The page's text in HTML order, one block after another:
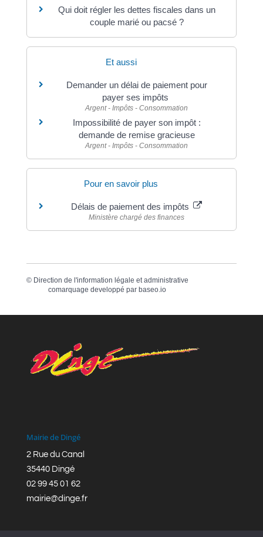
Qui doit régler les dettes fiscales dans un
couple marié ou pacsé ?
Et aussi
Demander un délai de paiement pour
payer ses impôts
Argent - Impôts - Consommation
Impossibilité de payer son impôt :
demande de remise gracieuse
Argent - Impôts - Consommation
Pour en savoir plus
Délais de paiement des impôts
Ministère chargé des finances
© Direction de l'information légale et administrative
comarquage developpé par baseo.io
Mairie de Dingé
2 Rue du Canal
35440 Dingé
02 99 45 01 62
mairie@dinge.fr